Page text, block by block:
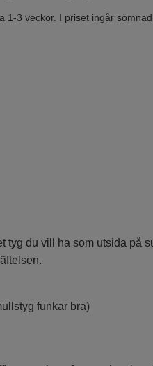
3 veckor. I priset ingår
tyg du vill ha som utsida på
funkar bra)